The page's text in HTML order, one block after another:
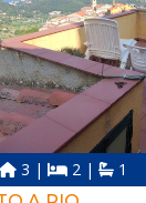
3 | 2 |
1